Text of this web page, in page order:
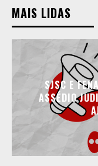
MAIS LIDAS
SJSC E
ASSÉDIO